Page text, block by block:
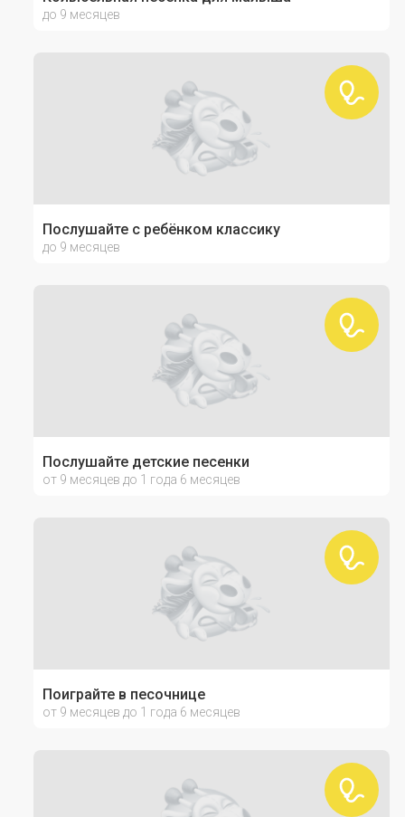
до 9 месяцев
Послушайте с ребёнком классику
до 9 месяцев
Послушайте детские песенки
от 9 месяцев до 1 года 6 месяцев
Поиграйте в песочнице
от 9 месяцев до 1 года 6 месяцев